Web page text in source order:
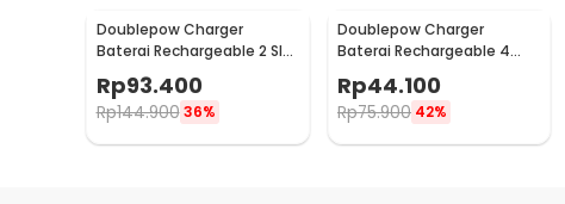
Doublepow Charger
Baterai Rechargeable 2 Slot
CR2 with CR2 2 PCS - DP-
K06
Rp93.400
Rp144.900 36%
Doublepow Charger
Baterai Rechargeable 4
DP-U82
Rp44.100
Rp75.900 42%